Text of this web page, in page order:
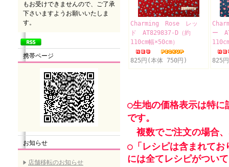
もお受けできませんので、ご了承
下さいますようお願いいたしま
す。
携帯ページ
お知らせ
店舗移転のお知らせ
Charming Rose レッ
ド AT829837-D（約
110cm幅×50cm）
825円(本体 750円)
ー
825
○生地の価格表示は特に
です。
複数でご注文の場合
○「レシピは含まれてお
には全てレシピがつい